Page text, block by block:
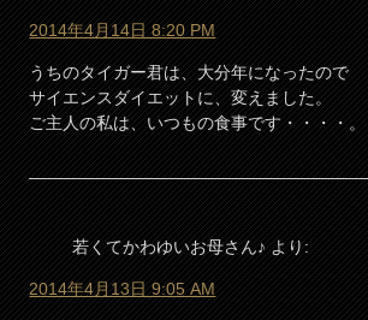
2014年4月14日 8:20 PM
うちのタイガー君は、大分年になったので
サイエンスダイエットに、変えました。
ご主人の私は、いつもの食事です・・・・。
若くてかわゆいお母さん♪ より:
2014年4月13日 9:05 AM